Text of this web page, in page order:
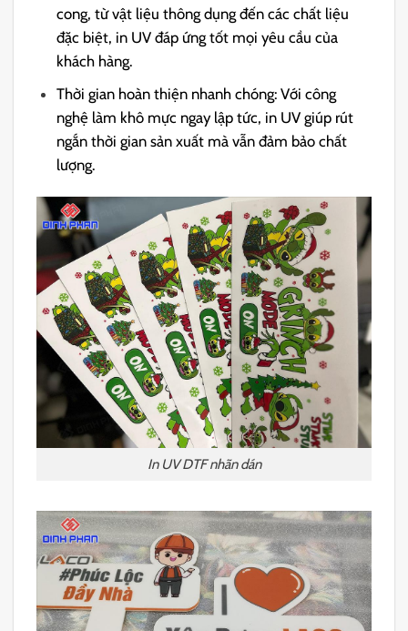
cong, từ vật liệu thông dụng đến các chất liệu
đặc biệt, in UV đáp ứng tốt mọi yêu cầu của
khách hàng.
Thời gian hoàn thiện nhanh chóng: Với công
nghệ làm khô mực ngay lập tức, in UV giúp rút
ngắn thời gian sản xuất mà vẫn đảm bảo chất
lượng.
In UV DTF nhãn dán